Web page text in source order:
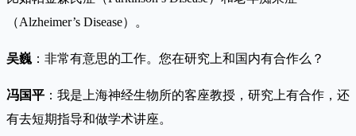
（Alzheimer’s Disease）。
吴巍 ：非常有意思的工作。您在研究上和国内有合作么？
冯国平 ：我是上海神经生物所的客座教授，研究上有合作，还
有去短期指导和做学术讲座。